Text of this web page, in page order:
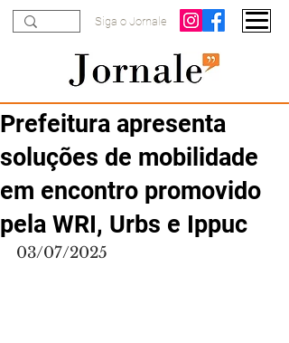
Siga o Jornale
Prefeitura apresenta
soluções de mobilidade
em encontro promovido
pela WRI, Urbs e Ippuc
03/07/2025